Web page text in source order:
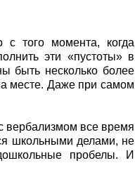
с того момента, когда
эти «пустоты» в
быть несколько более
месте. Даже при самом
вербализмом все время
школьными делами, не
пробелы. И